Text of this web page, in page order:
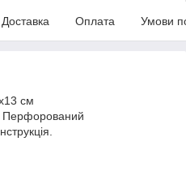
Доставка Оплата Умови
см
Перфорований